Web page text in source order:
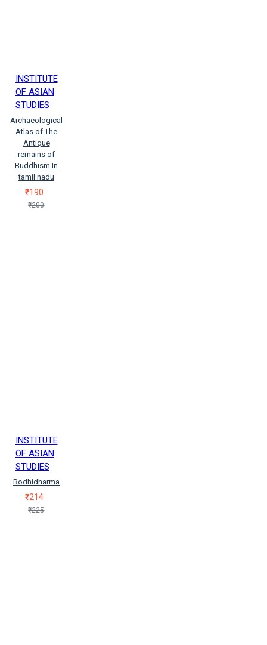
INSTITUTE
OF ASIAN
STUDIES
Archaeological
Atlas of The
Antique
remains of
Buddhism In
tamil nadu
₹190
₹200
INSTITUTE
OF ASIAN
STUDIES
Bodhidharma
₹214
₹225